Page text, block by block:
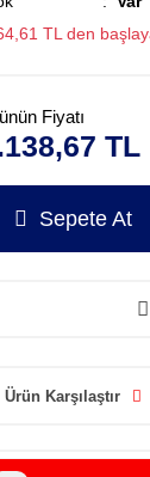
TL den
Fiyatı
TL
Sepete At
Ürün Karşılaştır